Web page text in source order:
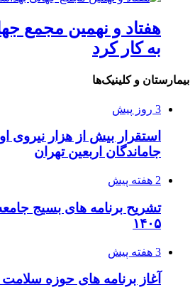
هفتاد و نهمین مجمع
به کار کرد
بیمارستان و کلینیک‌ها
3 روز پیش
استقرار بیش از هزار نیروی
جاماندگان اربعین تهران
2 هفته پیش
تشریح برنامه های بسیج
۱۴۰۵
3 هفته پیش
آغاز برنامه های حوزه سلامت